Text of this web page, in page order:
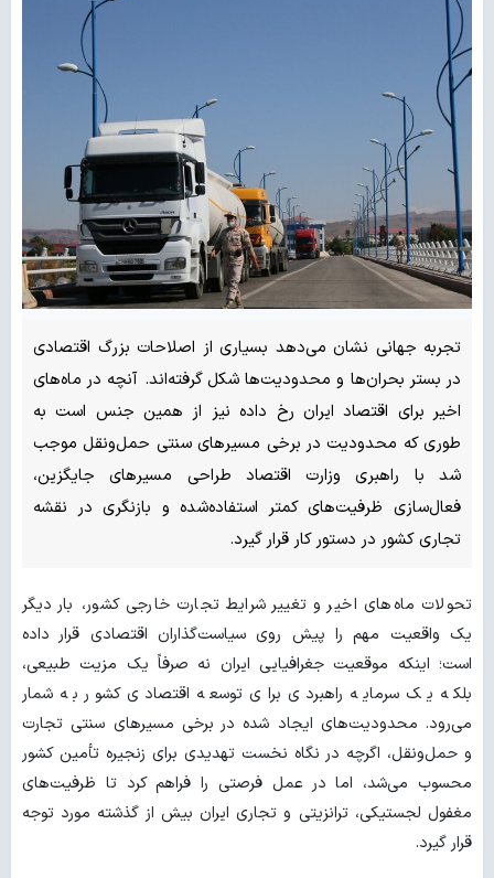
تجربه جهانی نشان می‌دهد بسیاری از اصلاحات بزرگ اقتصادی
در بستر بحران‌ها و محدودیت‌ها شکل گرفته‌اند. آنچه در ماه‌های
اخیر برای اقتصاد ایران رخ داده نیز از همین جنس است به
طوری که محدودیت در برخی مسیرهای سنتی حمل‌ونقل موجب
شد با راهبری وزارت اقتصاد طراحی مسیرهای جایگزین،
فعال‌سازی ظرفیت‌های کمتر استفاده‌شده و بازنگری در نقشه
تجاری کشور در دستور کار قرار گیرد.
تحولات ماه‌های اخیر و تغییر شرایط تجارت خارجی کشور، بار دیگر
یک واقعیت مهم را پیش روی سیاست‌گذاران اقتصادی قرار داده
است؛ اینکه موقعیت جغرافیایی ایران نه صرفاً یک مزیت طبیعی،
بلکه یک سرمایه راهبردی برای توسعه اقتصادی کشور به شمار
می‌رود. محدودیت‌های ایجاد شده در برخی مسیرهای سنتی تجارت
و حمل‌ونقل، اگرچه در نگاه نخست تهدیدی برای زنجیره تأمین کشور
محسوب می‌شد، اما در عمل فرصتی را فراهم کرد تا ظرفیت‌های
مغفول لجستیکی، ترانزیتی و تجاری ایران بیش از گذشته مورد توجه
قرار گیرد.